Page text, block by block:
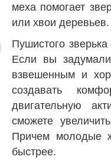
меха помогает
или хвои деревьев.
Пушистого
Если вы
взвешенным и
создавать
двигательную
сможете
Причем молодые
быстрее.